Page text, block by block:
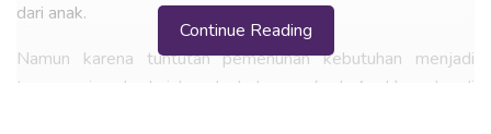
dari anak.
Namun karena tuntutan pemenuhan kebutuhan menjadi
tanggungjawab dari kepala keluarga (red: Ayah), maka di
Continue Reading